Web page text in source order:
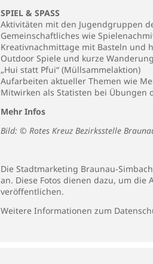
SPIEL & SPASS
Aktivitäten mit den Jugendgruppen
Gemeinschaftliches wie
Kreativnachmittage mit Basteln und
Outdoor Spiele und kurze
„Hui statt Pfui“ (Müllsammelaktion)
Aufarbeiten aktueller Themen wie
Mitwirken als Statisten bei Übungen
Mehr Infos
Bild: © Rotes Kreuz Bezirksstelle
Die Stadtmarketing Braunau-
an. Diese Fotos dienen dazu, um
veröffentlichen.
Weitere Informationen zum